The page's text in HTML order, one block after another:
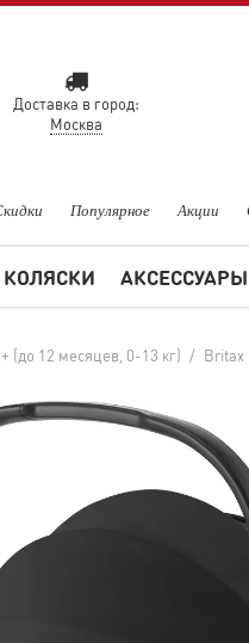
Доставка в город:
Москва
Популярное Акции
(до 12 месяцев, 0-13 кг) / Britax